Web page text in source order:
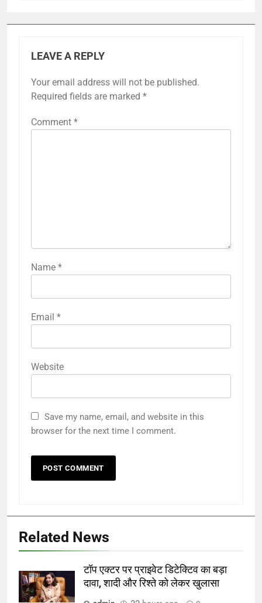
LEAVE A REPLY
Your email address will not be published.
Required fields are marked *
Comment *
Name *
Email *
Website
Save my name, email, and website in this
browser for the next time I comment.
Related News
टॉप एक्टर पर प्राइवेट डिटेक्टिव का बड़ा
दावा, शादी और रिश्ते को लेकर खुलासा